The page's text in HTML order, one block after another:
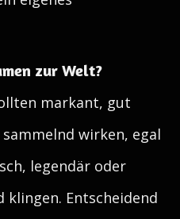
zur Welt?
markant, gut
wirken, egal
legendär oder
klingen. Entscheidend